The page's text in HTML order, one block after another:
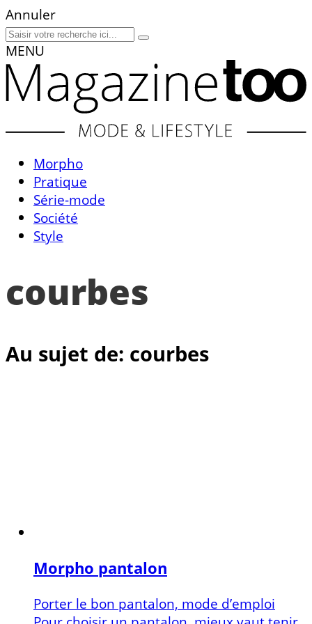
Annuler
MENU
Morpho
Pratique
Série-mode
Société
Style
courbes
Au sujet de: courbes
Morpho pantalon
Porter le bon pantalon, mode d’emploi